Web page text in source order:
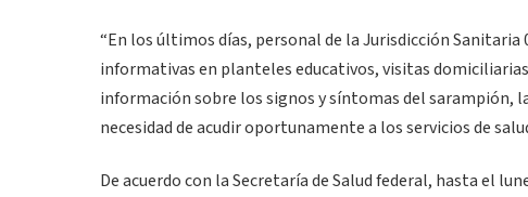
“En los últimos días, personal de la Jurisdicción
informativas en planteles educativos, visitas
información sobre los signos y síntomas del sarampión,
necesidad de acudir oportunamente a los servicios de
De acuerdo con la Secretaría de Salud federal, hasta el